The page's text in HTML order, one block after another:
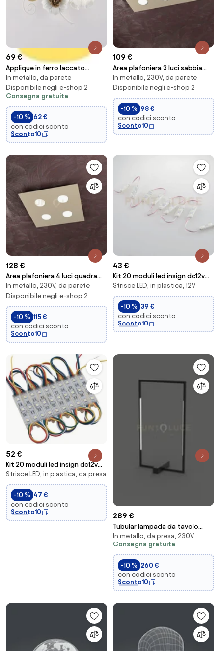
69 €
Applique in ferro laccato
bianco shabby 1 luce cesto
In metallo, da parete
Disponibile negli e-shop 2
Consegna gratuita
-10 % 62 €
con codici sconto
Sconto10
109 €
Area plafoniera 3 luci sabbia
1127-pl3 r-sa
In metallo, 230V, da parete
Disponibile negli e-shop 2
-10 % 98 €
con codici sconto
Sconto10
128 €
Area plafoniera 4 luci quadra
sabbia 1127-pl4-sa
In metallo, 230V, da parete
Disponibile negli e-shop 2
-10 % 115 €
con codici sconto
Sconto10
43 €
Kit 20 moduli led insign dc12v
led 20x1,2w e m 120lm/m 6000k
ip66 7...
Strisce LED, in plastica, 12V
-10 % 39 €
con codici sconto
Sconto10
52 €
Kit 20 moduli led insign dc12v
led 20x0,96w e m 72lm/m
6000k +rgb i...
Strisce LED, in plastica, da presa
-10 % 47 €
con codici sconto
Sconto10
289 €
Tubular lampada da tavolo
rettangolare tubolare nero, led
8w, 960l...
In metallo, da presa, 230V
Consegna gratuita
-10 % 260 €
con codici sconto
Sconto10